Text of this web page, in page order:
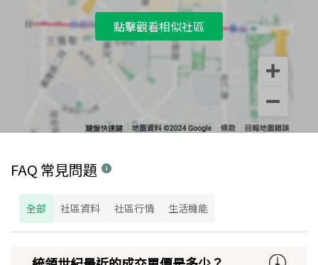
點擊觀看相似社區
FAQ 常見問題
全部 社區資料 社區行情 生活機能